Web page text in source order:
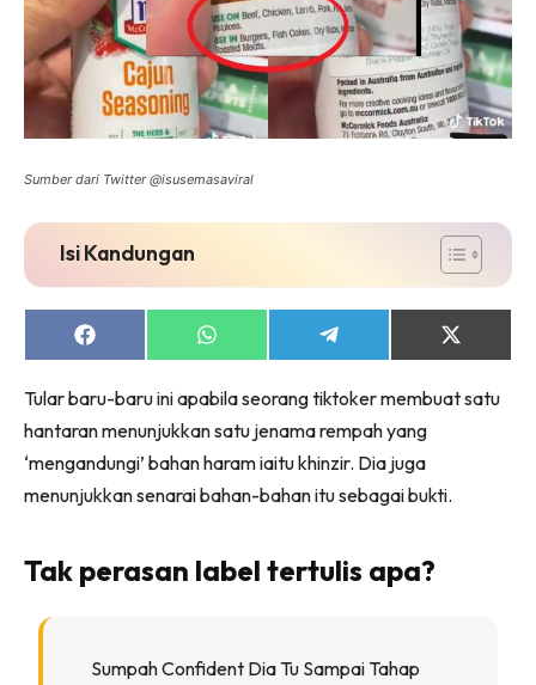
Sumber dari Twitter @isusemasaviral
Isi Kandungan
Share
on
Share
on
Share
on
Share
on
(Twitter)
Tular baru-baru ini apabila seorang tiktoker membuat satu
hantaran menunjukkan satu jenama rempah yang
‘mengandungi’ bahan haram iaitu khinzir. Dia juga
menunjukkan senarai bahan-bahan itu sebagai bukti.
Tak perasan label tertulis apa?
Sumpah Confident Dia Tu Sampai Tahap